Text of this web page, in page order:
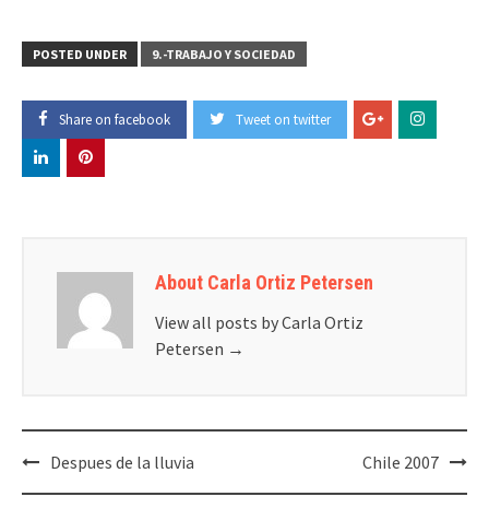
POSTED UNDER 9.-TRABAJO Y SOCIEDAD
Share on facebook Tweet on twitter
About Carla Ortiz Petersen
View all posts by Carla Ortiz
Petersen →
Post
navigation
Despues de la lluvia Chile 2007